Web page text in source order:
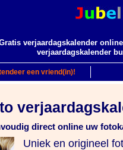
verjaardagskalender
verjaardagskalender
een vriend(in)!
direct online uw
Uniek en origineel